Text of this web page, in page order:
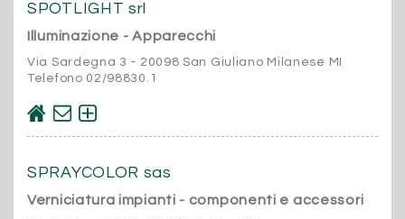
SPOTLIGHT srl
Illuminazione - Apparecchi
Via Sardegna 3 - 20098 San Giuliano Milanese MI
Telefono 02/98830.1
SPRAYCOLOR sas
Verniciatura impianti - componenti e accessori